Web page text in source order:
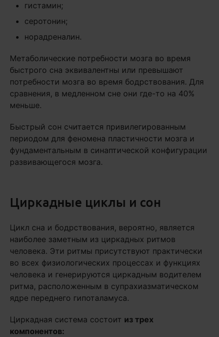
гистамин;
серотонин;
норадреналин.
Метаболические потребности мозга во время
быстрого сна эквивалентны или превышают
потребности мозга во время бодрствования. Для
сравнения, в медленном сне они где-то на 40%
меньше.
Быстрый сон считается привилегированным
периодом для феномена пластичности мозга и
фундаментальным в синаптической конфигурации
развивающегося мозга.
Циркадные циклы и сон
Цикл сна и бодрствования, вероятно, является
наиболее заметным из циркадных ритмов
человека. Эти ритмы присутствуют практически
во всех физиологических процессах и функциях
человека и генерируются циркадным водителем
ритма, расположенным в супрахиазматическом
ядре переднего гипоталамуса.
Циркадная система состоит из трех
компонентов: